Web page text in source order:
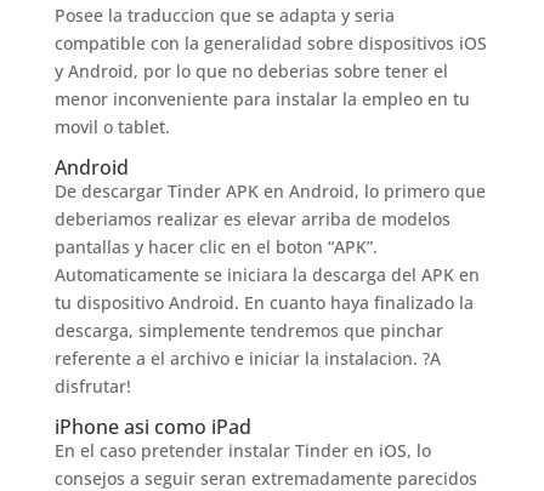
Posee la traduccion que se adapta y seri­a
compatible con la generalidad sobre dispositivos iOS
y Android, por lo que no deberias sobre tener el
menor inconveniente para instalar la empleo en tu
movil o tablet.
Android
De descargar Tinder APK en Android, lo primero que
deberi­amos realizar es elevar arriba de modelos
pantallas y hacer clic en el boton “APK”.
Automaticamente se iniciara la descarga del APK en
tu dispositivo Android. En cuanto haya finalizado la
descarga, simplemente tendremos que pinchar
referente a el archivo e iniciar la instalacion. ?A
disfrutar!
iPhone asi­ como iPad
En el caso pretender instalar Tinder en iOS, lo
consejos a seguir seran extremadamente parecidos